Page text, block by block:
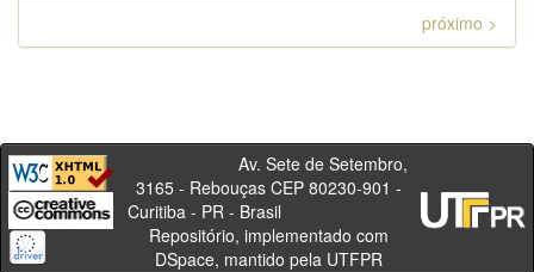
próximo >
Av. Sete de Setembro,
3165 - Rebouças CEP 80230-901 -
Curitiba - PR - Brasil
Repositório, implementado com
DSpace, mantido pela UTFPR